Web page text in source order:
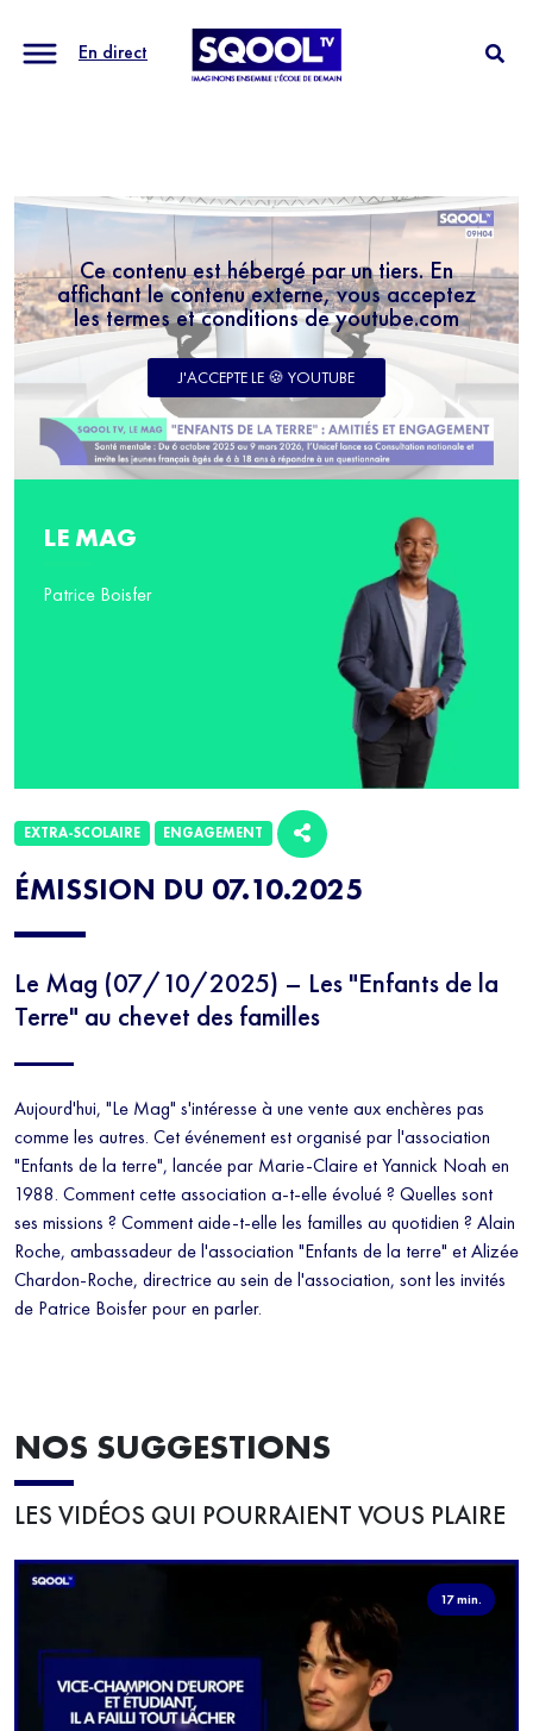
En direct
Ce contenu est hébergé par un tiers. En
affichant le contenu externe, vous acceptez
les termes et conditions de youtube.com
J'ACCEPTE LE 🍪 YOUTUBE
ÉMISSION DU 07.10.2025
Le Mag (07/10/2025) – Les "Enfants de la
Terre" au chevet des familles
Aujourd'hui, "Le Mag" s'intéresse à une vente aux enchères pas
comme les autres. Cet événement est organisé par l'association
"Enfants de la terre", lancée par Marie-Claire et Yannick Noah en
1988. Comment cette association a-t-elle évolué ? Quelles sont
ses missions ? Comment aide-t-elle les familles au quotidien ? Alain
Roche, ambassadeur de l'association "Enfants de la terre" et Alizée
Chardon-Roche, directrice au sein de l'association, sont les invités
de Patrice Boisfer pour en parler.
EXTRA-SCOLAIRE ENGAGEMENT
LE MAG
Patrice Boisfer
NOS SUGGESTIONS
LES VIDÉOS QUI POURRAIENT VOUS PLAIRE
17 min.